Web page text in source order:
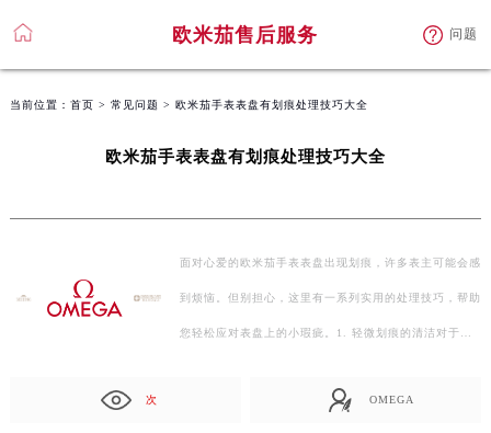
欧米茄售后服务 问题
当前位置： 首页 > 常见问题 > 欧米茄手表表盘有划痕处理技巧大全
欧米茄手表表盘有划痕处理技巧大全
面对心爱的欧米茄手表表盘出现划痕，许多表主可能会感
到烦恼。但别担心，这里有一系列实用的处理技巧，帮助
您轻松应对表盘上的小瑕疵。1. 轻微划痕的清洁对于…
次 OMEGA